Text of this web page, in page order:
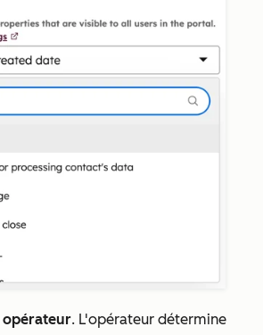
opérateur. L'opérateur détermine